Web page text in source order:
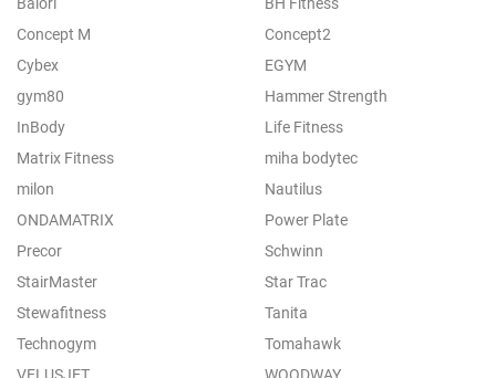
Concept M
Concept2
Cybex
EGYM
gym80
Hammer Strength
InBody
Life Fitness
Matrix Fitness
miha bodytec
milon
Nautilus
ONDAMATRIX
Power Plate
Precor
Schwinn
StairMaster
Star Trac
Stewafitness
Tanita
Technogym
Tomahawk